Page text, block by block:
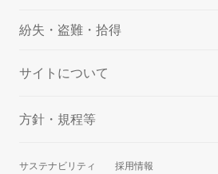
紛失・盗難・拾得
サイトについて
方針・規程等
サステナビリティ 採用情報